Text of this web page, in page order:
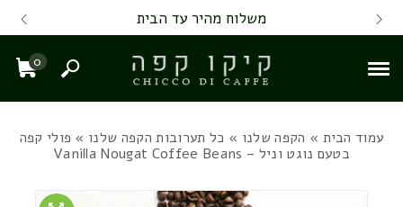
Skip to Content
Contact Us משלוח מהיר עד הבית
0
חיפוש
עמוד הבית » הקפה שלנו » כל תערובות הקפה שלנו » פולי קפה
בטעם נוגט וניל – Vanilla Nougat Coffee Beans
Back top top